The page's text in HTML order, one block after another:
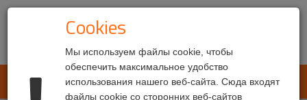
L.E.T. Automotive
Cookies
Мы используем файлы cookie, чтобы
обеспечить максимальное удобство
использования нашего веб-сайта. Сюда входят
файлы cookie со сторонних веб-сайтов